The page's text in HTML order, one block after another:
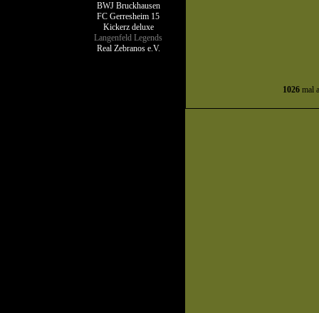
BWJ Bruckhausen
FC Gerresheim 15
Kickerz deluxe
Langenfeld Legends
Real Zebranos e.V.
1026mal